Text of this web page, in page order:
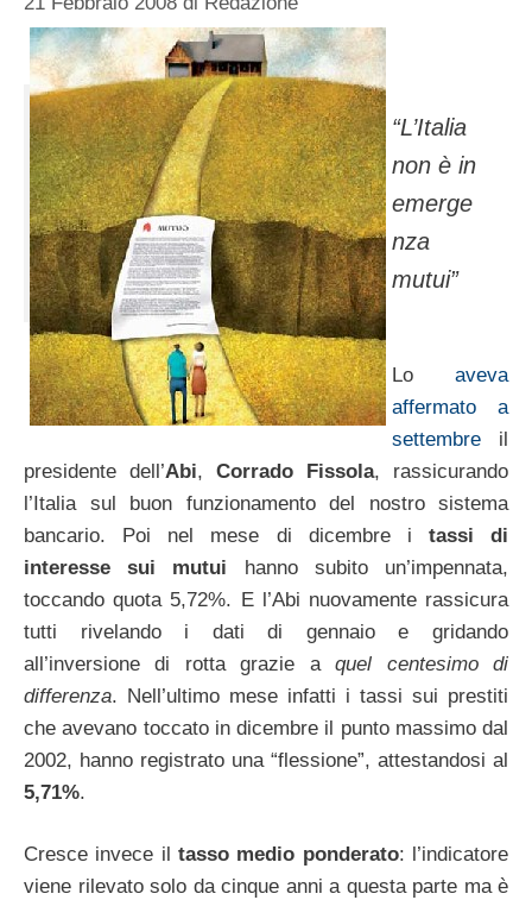
“L’Italia
non è in
emerge
nza
mutui”
Lo aveva
affermato a
settembre il
presidente dell’Abi, Corrado Fissola, rassicurando
l’Italia sul buon funzionamento del nostro sistema
bancario. Poi nel mese di dicembre i tassi di
interesse sui mutui hanno subito un’impennata,
toccando quota 5,72%. E l’Abi nuovamente rassicura
tutti rivelando i dati di gennaio e gridando
all’inversione di rotta grazie aquel centesimo di
differenza. Nell’ultimo mese infatti i tassi sui prestiti
che avevano toccato in dicembre il punto massimo dal
2002, hanno registrato una “flessione”, attestandosi al
5,71%.
Cresce invece il tasso medio ponderato: l’indicatore
viene rilevato solo da cinque anni a questa parte ma è